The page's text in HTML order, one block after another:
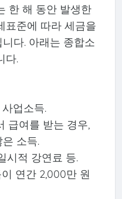
한 해 동안 발생한
표준에 따라 세금을
다. 아래는 종합소
다.
업소득.
급여를 받는 경우,
소득.
시적 강연료 등.
연간 2,000만 원